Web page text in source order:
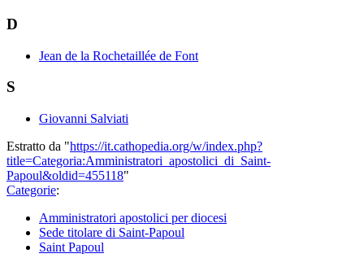
D
Jean de la Rochetaillée de Font
S
Giovanni Salviati
Estratto da "https://it.cathopedia.org/w/index.php?
title=Categoria:Amministratori_apostolici_di_Saint-
Papoul&oldid=455118"
Categorie:
Amministratori apostolici per diocesi
Sede titolare di Saint-Papoul
Saint Papoul